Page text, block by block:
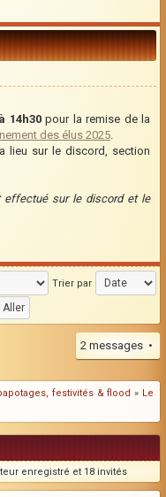
14h30pour la remise de la
des élus 2025.
lieu sur le discord, section
effectué sur le discord et le
Trier par
2 messages •
festivités & flood » Le
enregistré et 18 invités